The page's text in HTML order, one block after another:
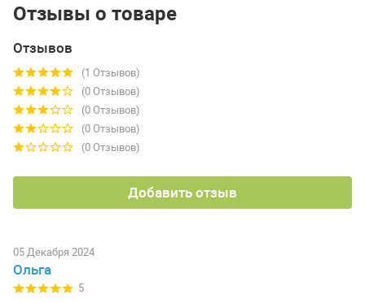
Отзывы о товаре
Отзывов
(1 Отзывов)
(0 Отзывов)
(0 Отзывов)
(0 Отзывов)
(0 Отзывов)
Добавить отзыв
05 Декабря 2024
Ольга
5